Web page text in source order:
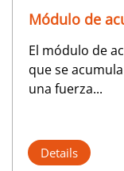
Módulo de
El módulo de
que se
una fuerza...
Details